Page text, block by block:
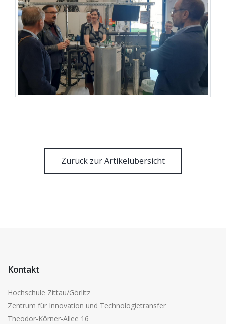
Zurück zur Artikelübersicht
Kontakt
Hochschule Zittau/Görlitz
Zentrum für Innovation und Technologietransfer
Theodor-Körner-Allee 16